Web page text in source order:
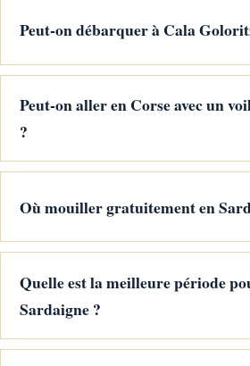
Peut-on débarquer à Cala
Peut-on aller en Corse avec un
?
Où mouiller gratuitement en
Quelle est la meilleure période
Sardaigne ?